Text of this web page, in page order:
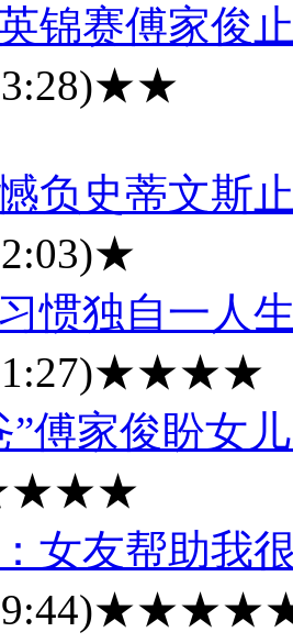
锦赛傅家俊
★★
负史蒂文斯
★
惯独自一人
★★★★
”傅家俊盼女
女友帮助我